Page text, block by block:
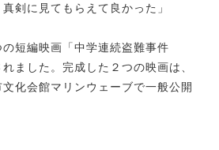
剣に見てもらえて良かった」
短編映画「中学連続盗難事件
ました。完成した２つの映画は、
化会館マリンウェーブで一般公開